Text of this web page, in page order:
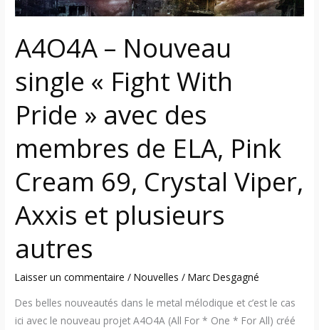
A4O4A – Nouveau
single « Fight With
Pride » avec des
membres de ELA, Pink
Cream 69, Crystal Viper,
Axxis et plusieurs
autres
Laisser un commentaire /Nouvelles /Marc Desgagné
Des belles nouveautés dans le metal mélodique et c’est le cas
ici avec le nouveau projet A4O4A (All For * One * For All) créé
des
de
ELA,
Pink
Cream
69,
Crystal
Viper,
Axxis
et
plusieurs